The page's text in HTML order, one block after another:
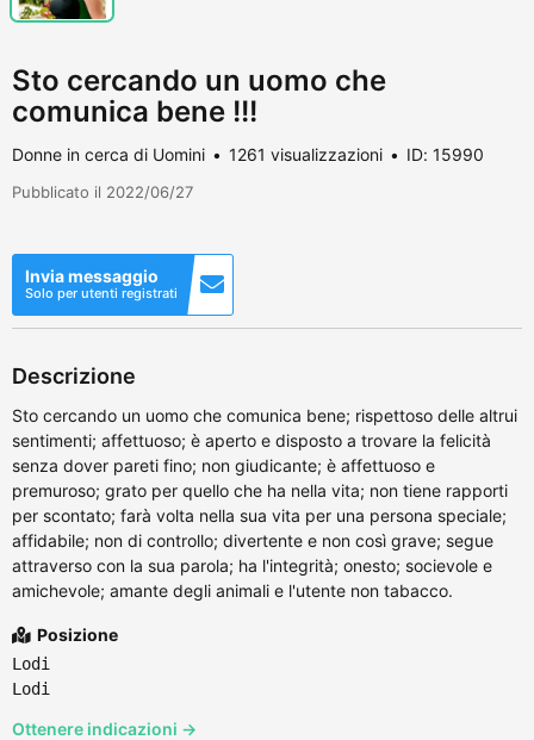
Sto cercando un uomo che
comunica bene !!!
Donne in cerca di Uomini 1261 visualizzazioni ID: 15990
Pubblicato il 2022/06/27
Invia messaggio
Solo per utenti registrati
Descrizione
Sto cercando un uomo che comunica bene; rispettoso delle altrui
sentimenti; affettuoso; è aperto e disposto a trovare la felicità
senza dover pareti fino; non giudicante; è affettuoso e
premuroso; grato per quello che ha nella vita; non tiene rapporti
per scontato; farà volta nella sua vita per una persona speciale;
affidabile; non di controllo; divertente e non così grave; segue
attraverso con la sua parola; ha l'integrità; onesto; socievole e
amichevole; amante degli animali e l'utente non tabacco.
Posizione
Lodi
Lodi
Ottenere indicazioni →